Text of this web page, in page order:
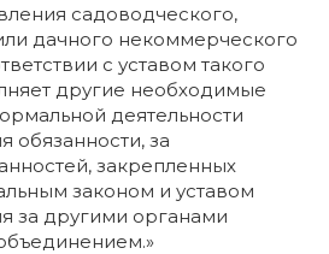
садоводческого,
дачного некоммерческого
с уставом такого
другие необходимые
деятельности
обязанности, за
закрепленных
законом и уставом
за другими органами